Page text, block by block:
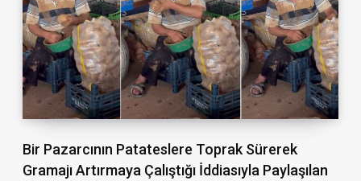
Bir Pazarcının Patateslere Toprak Sürerek
Gramajı Artırmaya Çalıştığı İddiasıyla Paylaşılan